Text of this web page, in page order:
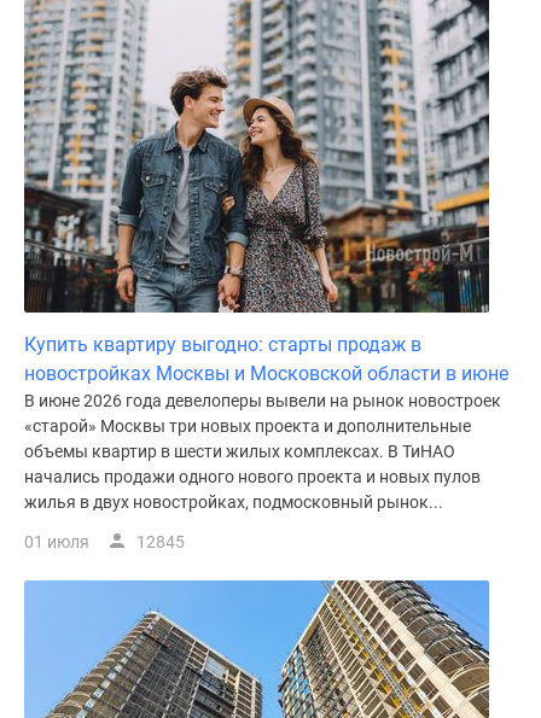
Купить квартиру выгодно: старты продаж в
новостройках Москвы и Московской области в июне
В июне 2026 года девелоперы вывели на рынок новостроек
«старой» Москвы три новых проекта и дополнительные
объемы квартир в шести жилых комплексах. В ТиНАО
начались продажи одного нового проекта и новых пулов
жилья в двух новостройках, подмосковный рынок...
01 июля 12845